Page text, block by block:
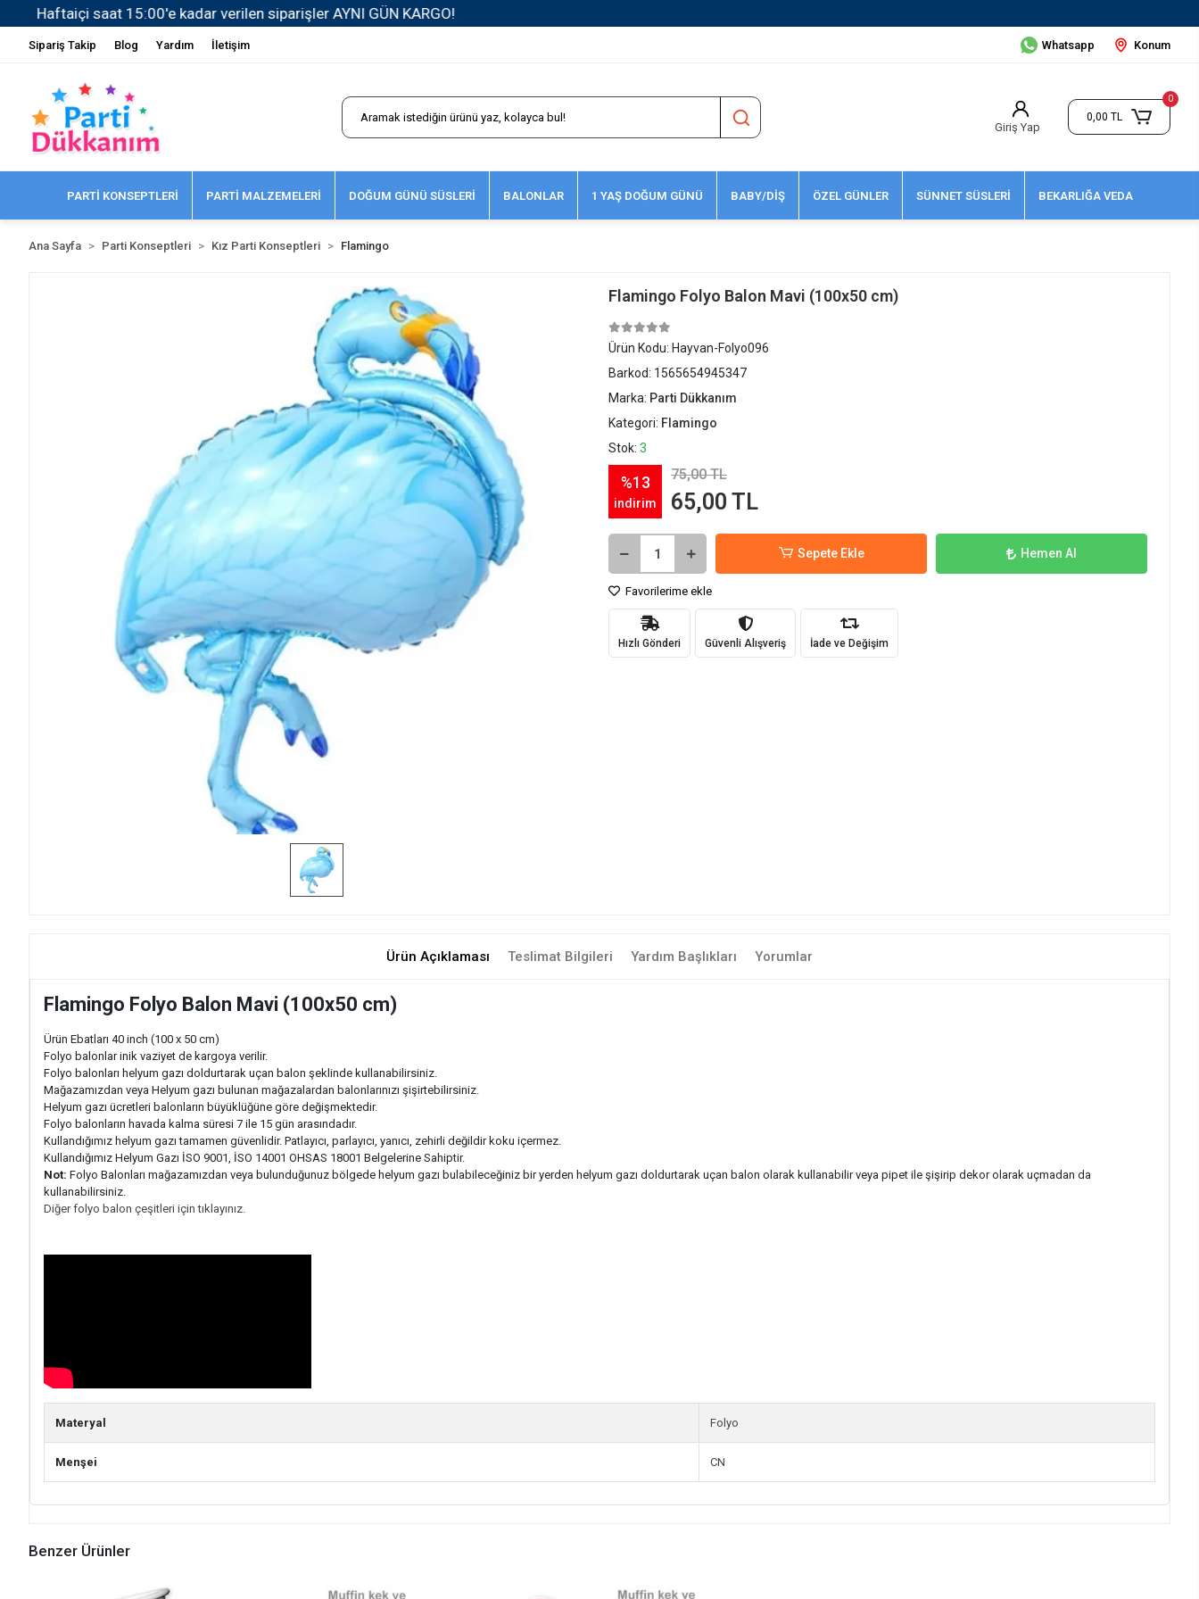
Sipariş Takip Blog Yardım İletişim Whatsapp Konum
Giriş Yap
0
0,00 TL
PARTİ KONSEPTLERİ PARTİ MALZEMELERİ DOĞUM GÜNÜ SÜSLERİ BALONLAR 1 YAŞ DOĞUM GÜNÜ BABY/DİŞ ÖZEL GÜNLER SÜNNET SÜSLERİ BEKARLIĞA VEDA
Ana Sayfa Parti Konseptleri Kız Parti Konseptleri Flamingo
Flamingo Folyo Balon Mavi (100x50 cm)
Ürün Kodu: Hayvan-Folyo096
Barkod: 1565654945347
Marka: Parti Dükkanım
Kategori: Flamingo
Stok: 3
%13
indirim
75,00 TL
65,00 TL
Sepete Ekle Hemen Al
Favorilerime ekle
Hızlı Gönderi Güvenli Alışveriş İade ve Değişim
Ürün Açıklaması Teslimat Bilgileri Yardım Başlıkları Yorumlar
Flamingo Folyo Balon Mavi (100x50 cm)
Ürün Ebatları 40 inch (100 x 50 cm)
Folyo balonlar inik vaziyet de kargoya verilir.
Folyo balonları helyum gazı doldurtarak uçan balon şeklinde kullanabilirsiniz.
Mağazamızdan veya Helyum gazı bulunan mağazalardan balonlarınızı şişirtebilirsiniz.
Helyum gazı ücretleri balonların büyüklüğüne göre değişmektedir.
Folyo balonların havada kalma süresi 7 ile 15 gün arasındadır.
Kullandığımız helyum gazı tamamen güvenlidir. Patlayıcı, parlayıcı, yanıcı, zehirli değildir koku içermez.
Kullandığımız Helyum Gazı İSO 9001, İSO 14001 OHSAS 18001 Belgelerine Sahiptir.
Not: Folyo Balonları mağazamızdan veya bulunduğunuz bölgede helyum gazı bulabileceğiniz bir yerden helyum gazı doldurtarak uçan balon olarak kullanabilir veya pipet ile şişirip dekor olarak uçmadan da
kullanabilirsiniz.
Diğer folyo balon çeşitleri için tıklayınız.
Materyal Folyo
Menşei CN
Benzer Ürünler